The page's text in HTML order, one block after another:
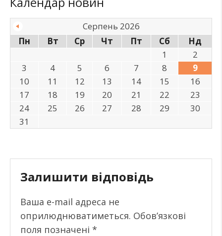
Серпень 2026
Пн
Вт Ср Чт Пт Сб
Нд
1
2
3
4 5 6 7 8
9
10
11 12 13 14 15
16
17
18 19 20 21 22
23
24
25 26 27 28 29
30
31
Залишити відповідь
Ваша e-mail адреса не
оприлюднюватиметься. Обов’язкові
поля позначені *